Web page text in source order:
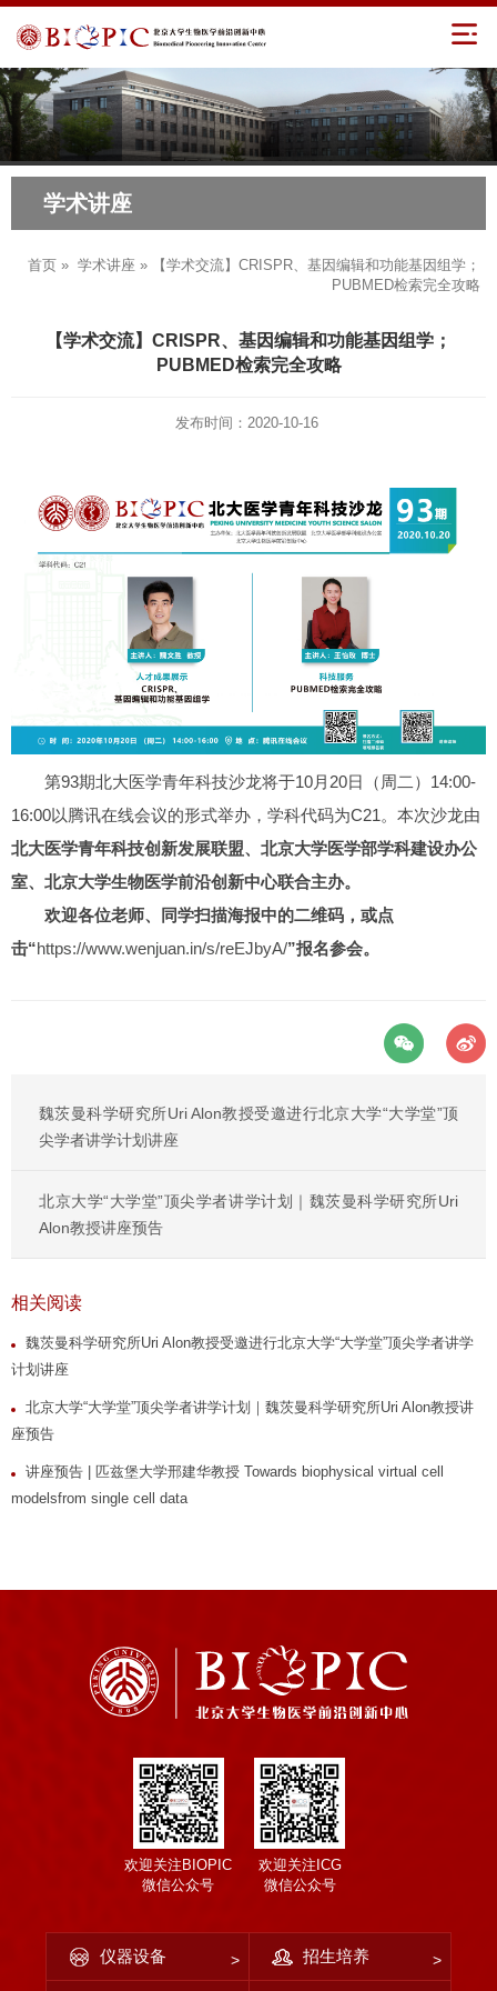
学术讲座
首页 » 学术讲座 » 【学术交流】CRISPR、基因编辑和功能基因组学；
PUBMED检索完全攻略
【学术交流】CRISPR、基因编辑和功能基因组学；
PUBMED检索完全攻略
发布时间：2020-10-16
第93期北大医学青年科技沙龙将于10月20日（周二）14:00-
16:00以腾讯在线会议的形式举办，学科代码为C21。本次沙龙由
北大医学青年科技创新发展联盟、 北京大学医学部学科建设办公
室、 北京大学生物医学前沿创新中心联合主办。
欢迎各位老师、同学扫描海报中的二维码，或点
击“https://www.wenjuan.in/s/reEJbyA/”报名参会。
魏茨曼科学研究所Uri Alon教授受邀进行北京大学“大学堂”顶
尖学者讲学计划讲座
北京大学“大学堂”顶尖学者讲学计划｜魏茨曼科学研究所Uri
Alon教授讲座预告
相关阅读
魏茨曼科学研究所Uri Alon教授受邀进行北京大学“大学堂”顶尖学者讲学
计划讲座
北京大学“大学堂”顶尖学者讲学计划｜魏茨曼科学研究所Uri Alon教授讲
座预告
讲座预告 | 匹兹堡大学邢建华教授 Towards biophysical virtual cell
modelsfrom single cell data
欢迎关注BIOPIC
微信公众号
欢迎关注ICG
微信公众号
仪器设备 招生培养